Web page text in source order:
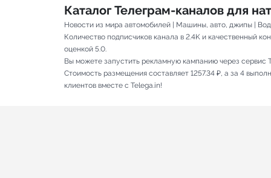
Каталог Телеграм-каналов для
Новости из мира автомобилей | Машины, авто, джипы |
Количество подписчиков канала в 2.4K и качественный
оценкой 5.0.
Вы можете запустить рекламную кампанию через сервис
Стоимость размещения составляет 1257.34 ₽, а за 4
клиентов вместе с Telega.in!